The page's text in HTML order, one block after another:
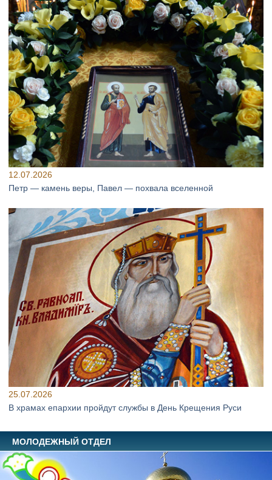
12.07.2026
Петр — камень веры, Павел — похвала вселенной
25.07.2026
В храмах епархии пройдут службы в День Крещения Руси
МОЛОДЕЖНЫЙ ОТДЕЛ